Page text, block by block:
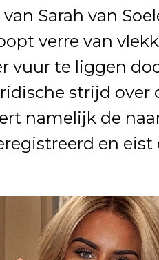
Sarah van
verre van
vuur te liggen
strijd over
namelijk de
en eist